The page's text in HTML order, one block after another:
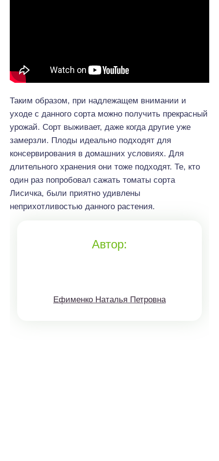
Таким образом, при надлежащем внимании и
уходе с данного сорта можно получить прекрасный
урожай. Сорт выживает, даже когда другие уже
замерзли. Плоды идеально подходят для
консервирования в домашних условиях. Для
длительного хранения они тоже подходят. Те, кто
один раз попробовал сажать томаты сорта
Лисичка, были приятно удивлены
неприхотливостью данного растения.
Автор:
Ефименко Наталья Петровна